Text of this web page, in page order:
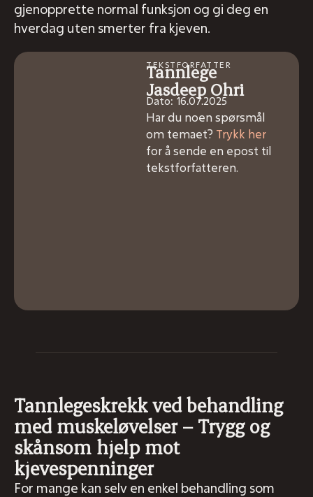
gjenopprette normal funksjon og gi deg en
hverdag uten smerter fra kjeven.
TEKSTFORFATTER
Tannlege
Jasdeep Ohri
Dato: 16.07.2025
Har du noen spørsmål
om temaet? Trykk her
for å sende en epost til
tekstforfatteren.
Tannlegeskrekk ved behandling
med muskeløvelser – Trygg og
skånsom hjelp mot
kjevespenninger
For mange kan selv en enkel behandling som